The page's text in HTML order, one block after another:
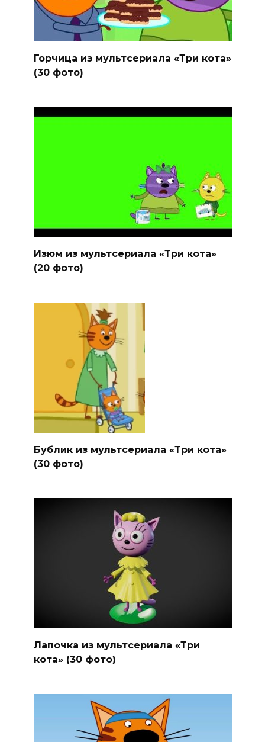
Горчица из мультсериала «Три кота»
(30 фото)
Изюм из мультсериала «Три кота»
(20 фото)
Бублик из мультсериала «Три кота»
(30 фото)
Лапочка из мультсериала «Три
кота» (30 фото)